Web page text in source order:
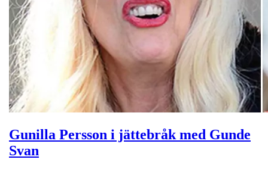
Gunilla Persson i jättebråk med Gunde
Svan